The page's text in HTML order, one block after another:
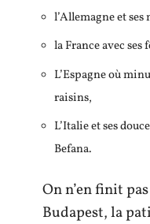
l’Allemagne et ses
la France avec ses
L’Espagne où
raisins,
L’Italie et ses
Befana.
On n’en finit
Budapest, la